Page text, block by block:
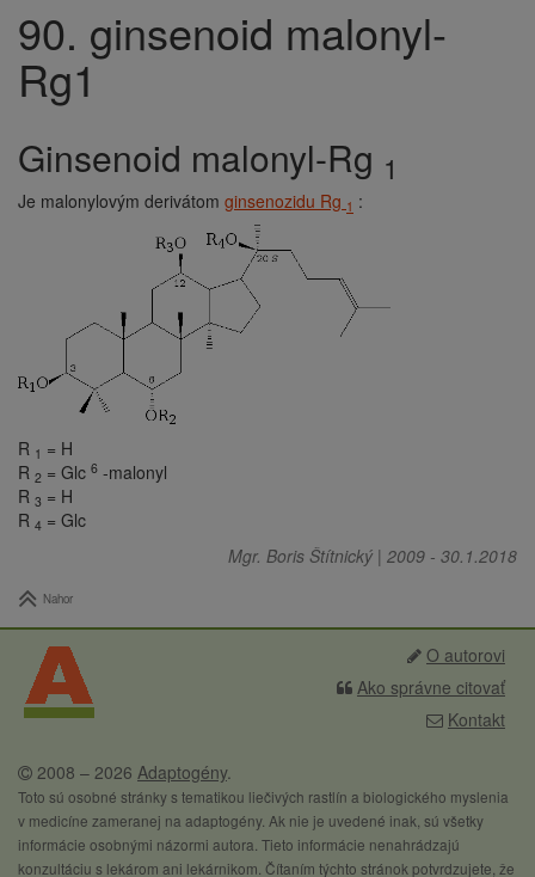
Drobečková
navigace
90. ginsenoid malonyl-
Rg1
ginsenoid malonyl-Rg 1
Je malonylovým derivátom ginsenozidu Rg 1 :
R 1 = H
R 2 = Glc 6 -malonyl
R 3 = H
R 4 = Glc
Mgr. Boris Štítnický | 2009 - 30.1.2018
Nahor
O autorovi
Ako správne citovať
Kontakt
2008 – 2026 Adaptogény.
Toto sú osobné stránky s tematikou liečivých rastlín a biologického myslenia
v medicíne zameranej na adaptogény. Ak nie je uvedené inak, sú všetky
informácie osobnými názormi autora. Tieto informácie nenahrádzajú
konzultáciu s lekárom ani lekárnikom. Čítaním týchto stránok potvrdzujete, že